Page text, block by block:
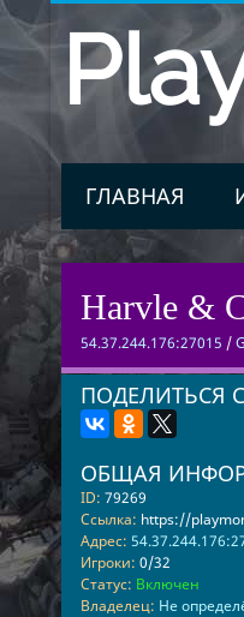
ГЛАВНАЯ
Harvle &
54.37.244.176:27015 /
ПОДЕЛИТЬСЯ
ОБЩАЯ
ID: 79269
Ссылка: https://
Адрес:
Игроки: 0/32
Статус: Включен
Владелец: Не